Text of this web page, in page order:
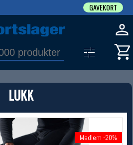
LUKK
Medlem -20%
GAVEKORT
PRODUKT
Produkter (1)
til å spisse søket